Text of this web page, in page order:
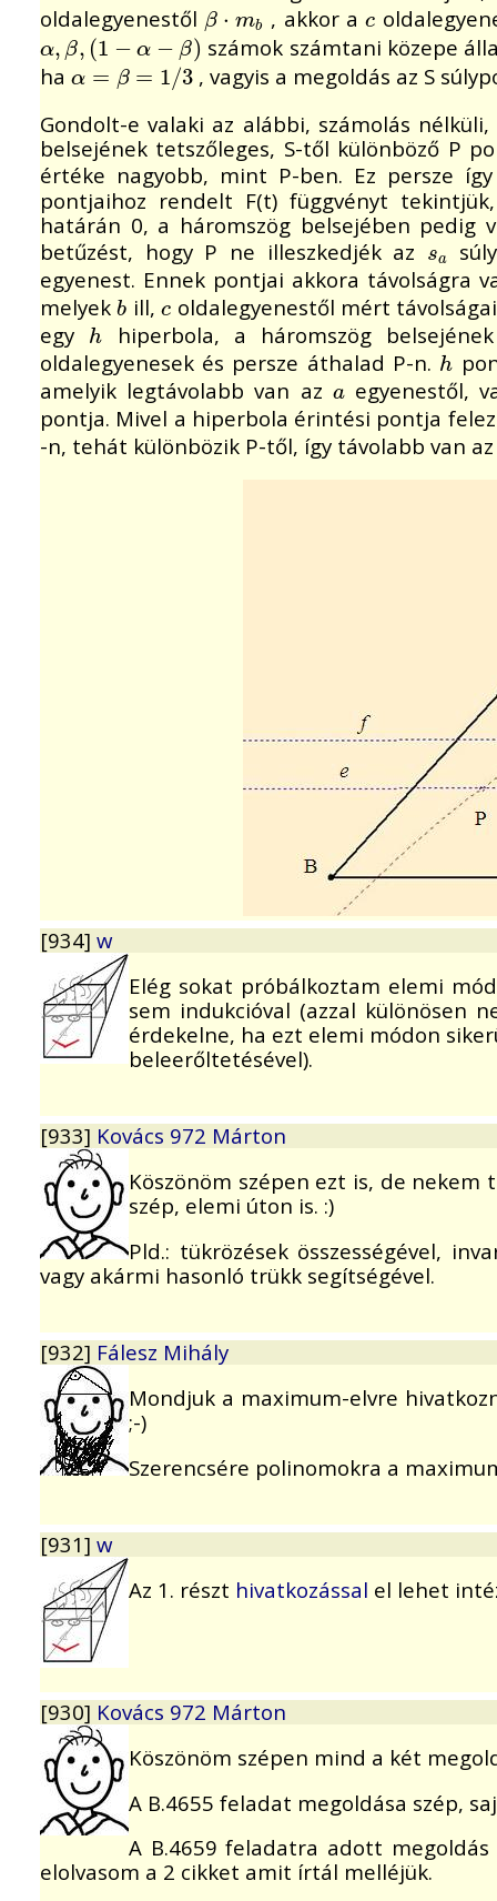
oldalegyenestől β ⋅ mb
β ⋅mb , akkor ac
c
α, β, (1 − α − β)
α,β,( 1− α− β)
számok számtani közepe
ha α = β = 1/3
α=β =1 /3
, vagyis a megoldás az S
Gondolt-e valaki az alábbi, számolás
belsejének tetszőleges, S-től különböző P
értéke nagyobb, mint P-ben. Ez persze
pontjaihoz rendelt F(t) függvényt
határán 0, a háromszög belsejében pedig
betűzést, hogy P ne illeszkedjék az
sa
sa
egyenest. Ennek pontjai akkora távolságra
melyekb
b ill,c
c oldalegyenestől mért
egy
h
h hiperbola, a háromszög
oldalegyenesek és persze áthalad P-n. h
h
amelyik legtávolabb van az a
aegyenestől,
pontja. Mivel a hiperbola érintési pontja
-n, tehát különbözik P-től, így távolabb van
[934] w
Elég sokat próbálkoztam elemi
sem indukcióval (azzal különösen
érdekelne, ha ezt elemi módon
beleerőltetésével).
[933] Kovács 972 Márton
Köszönöm szépen ezt is, de
szép, elemi úton is. :)
Pld.: tükrözések összességével,
vagy akármi hasonló trükk segítségével.
[932] Fálesz Mihály
Mondjuk a maximum-elvre
;-)
Szerencsére polinomokra a
[931] w
Az 1. részt hivatkozással el lehet
[930] Kovács 972 Márton
Köszönöm szépen mind a két
A B.4655 feladat megoldása szép,
A B.4659 feladatra adott
elolvasom a 2 cikket amit írtál melléjük.